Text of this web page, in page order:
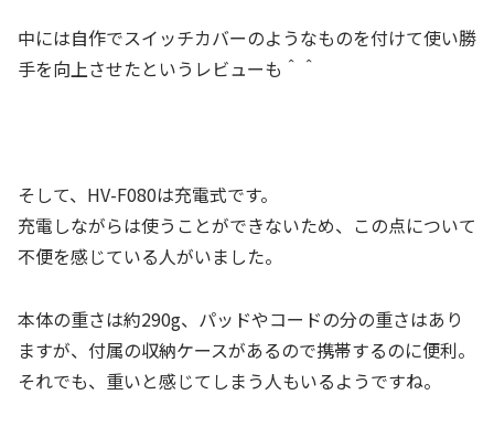
中には自作でスイッチカバーのようなものを付けて使い勝
手を向上させたというレビューも＾＾
そして、HV-F080は充電式です。
充電しながらは使うことができないため、この点について
不便を感じている人がいました。
本体の重さは約290g、パッドやコードの分の重さはあり
ますが、付属の収納ケースがあるので携帯するのに便利。
それでも、重いと感じてしまう人もいるようですね。